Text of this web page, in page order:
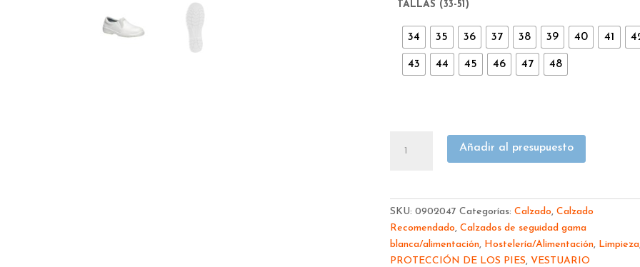
TALLAS (33-51)
34 35 36 37 38 39 40 41
43 44 45 46 47 48
ROBUSTA
O2+FO+CI+SRC
Sin
perforar
cantidad
Añadir al presupuesto
SKU:0902047 Categorías:Calzado,Calzado
Recomendado,Calzados de seguidad gama
blanca/alimentación, Hostelería/Alimentación, Limpieza
PROTECCIÓN DE LOS PIES, VESTUARIO